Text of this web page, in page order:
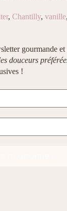
, Chantilly, vanille,
gourmande
douceurs
!